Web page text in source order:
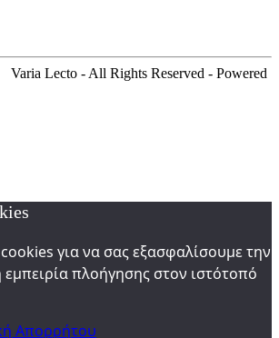
Lecto - All Rights Reserved - Powered
για να σας εξασφαλίσουμε την
πλοήγησης στον ιστότοπό
Απορρήτου